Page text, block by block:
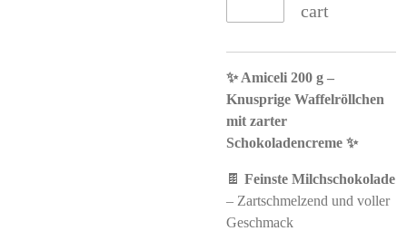
cart
✨ Amiceli 200 g –
Knusprige Waffelröllchen
mit zarter
Schokoladencreme ✨
🍫 Feinste Milchschokolade
– Zartschmelzend und voller
Geschmack